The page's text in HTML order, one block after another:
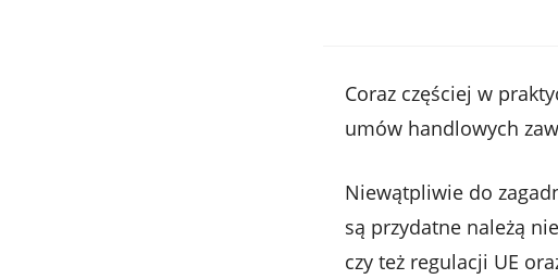
Coraz częściej w
umów handlowych
Niewątpliwie do
są przydatne należą
czy też regulacji UE